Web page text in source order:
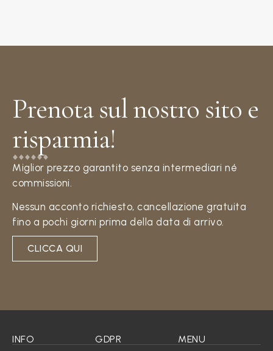
Prenota sul nostro sito e
risparmia!​
Miglior prezzo garantito senza intermediari né
commissioni.
Nessun acconto richiesto, cancellazione gratuita
fino a pochi giorni prima della data di arrivo.
CLICCA QUI
INFO GDPR MENU